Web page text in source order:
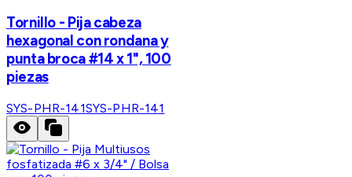
Tornillo - Pija cabeza
hexagonal con rondana y
punta broca #14 x 1", 100
piezas
SYS-PHR-141SYS-PHR-141